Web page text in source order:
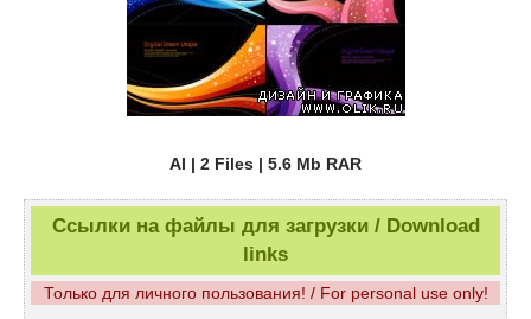
AI | 2 Files | 5.6 Mb RAR
Ссылки на файлы для загрузки / Download
links
Только для личного пользования! / For personal use only!